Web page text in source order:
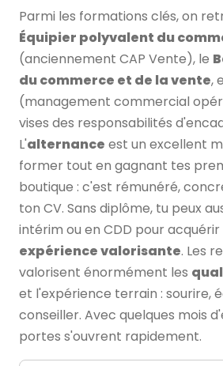
Parmi les formations clés, on
Équipier polyvalent du
(anciennement CAP Vente), le
du commerce et de la vente,
(management commercial
vises des responsabilités
L'alternance est un excellent
former tout en gagnant tes
boutique : c'est rémunéré,
ton CV. Sans diplôme, tu peux
intérim ou en CDD pour acquérir
expérience valorisante. Les
valorisent énormément les
et l'expérience terrain : sourire,
conseiller. Avec quelques mois
portes s'ouvrent rapidement.